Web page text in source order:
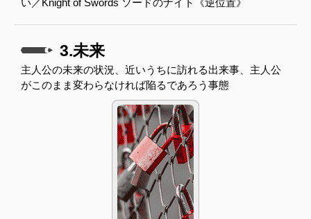
い／Knight of Swords ソードのナイト《逆位置》
3.未来
主人公の未来の状況、近いうちに訪れる出来事、主人公
がこのまま変わらなければ陥るであろう事態